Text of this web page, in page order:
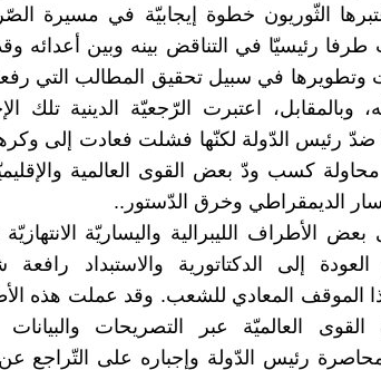
الثّوريون خطوة ‏إيجابيّة في مسيرة
رئيسيّا في ‏التناقض بينه وبين أعدائه
‏وبالمقابل، اعتبرت الرّجعيّة الدينية تلك
‏ضدّ رئيس الدّولة لكنّها فشلت فعادت إلى
‏محاولة كسب ودّ بعض القوى العالمية
الديمقراطي وخرق الدّستور..‏
بعض الأطراف ‏الليبرالية واليساريّة
إلى الدكتاتورية ‏والاستبداد رافعة
هذا الموقف المعادي ‏للشعب. وقد عملت هذه
العالميّة عبر ‏التصريحات
رئيس الدّولة ‏وإجباره على التّراجع